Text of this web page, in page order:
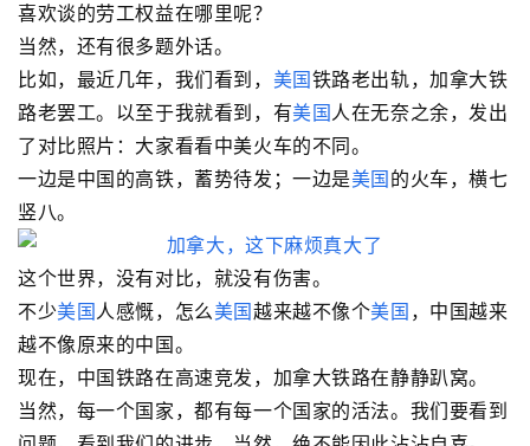
喜欢谈的劳工权益在哪里呢？
当然，还有很多题外话。
比如，最近几年，我们看到， 美国铁路老出轨，加拿大铁
路老罢工。以至于我就看到，有美国人在无奈之余，发出
了对比照片：大家看看中美火车的不同。
一边是中国的高铁，蓄势待发；一边是美国 的火车，横七
竖八。
这个世界，没有对比，就没有伤害。
不少美国人感慨，怎么美国越来越不像个美国 ，中国越来
越不像原来的中国。
现在，中国铁路在高速竞发，加拿大铁路在静静趴窝。
当然，每一个国家，都有每一个国家的活法。我们要看到